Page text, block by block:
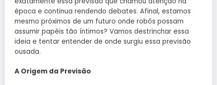
época e continua rendendo debates. Afinal, estamos
mesmo próximos de um futuro onde robôs possam
assumir papéis tão íntimos? Vamos destrinchar essa
ideia e tentar entender de onde surgiu essa previsão
ousada.
A Origem da Previsão